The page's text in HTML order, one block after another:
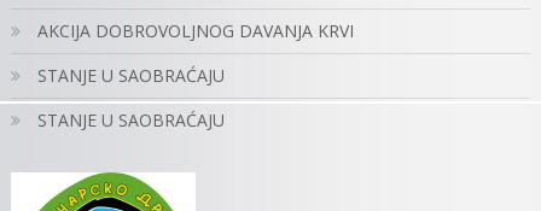
AKCIJA DOBROVOLJNOG DAVANJA KRVI
STANJE U SAOBRAĆAJU
STANJE U SAOBRAĆAJU